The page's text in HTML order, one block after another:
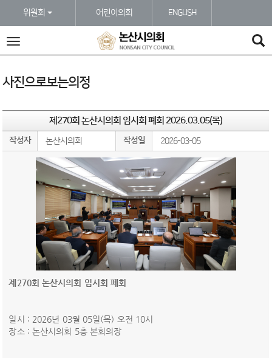
위원회
어린이의회 ENGLISH
전
사진으로보는의정
제270회 논산시의회 임시회 폐회 2026.03.05(목)
작성자 논산시의회 작성일 2026-03-05
제270회 논산시의회 임시회 폐회
일시 : 2026년 03월 05일(목) 오전 10시
장소 : 논산시의회 5층 본회의장